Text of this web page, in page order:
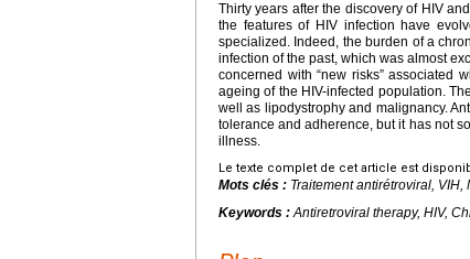
Thirty years after the discovery of HIV
the features of HIV infection have
specialized. Indeed, the burden of a
infection of the past, which was almost
concerned with “new risks” associated
ageing of the HIV-infected population.
well as lipodystrophy and malignancy.
tolerance and adherence, but it has not
illness.
Le texte complet de cet article est
Mots clés : Traitement antirétroviral,
Keywords :Antiretroviral therapy, HIV,